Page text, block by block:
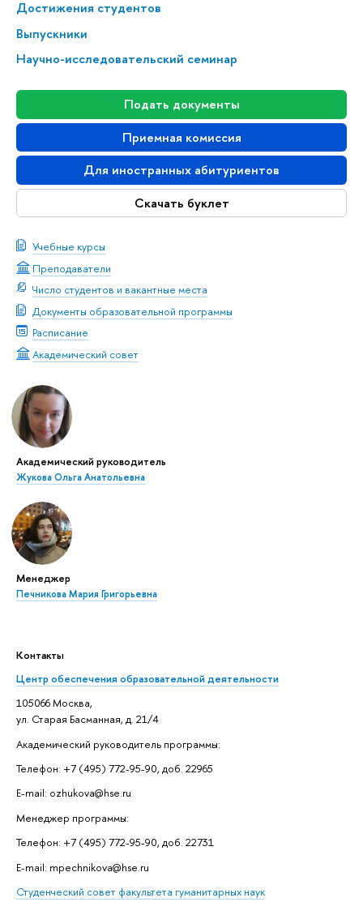
Достижения студентов
Выпускники
Научно-исследовательский семинар
Подать документы
Приемная комиссия
Для иностранных абитуриентов
Скачать буклет
Учебные курсы
Преподаватели
Число студентов и вакантные места
Документы образовательной программы
Расписание
Академический совет
Академический руководитель
Жукова Ольга Анатольевна
Менеджер
Печникова Мария Григорьевна
Контакты
Центр обеспечения образовательной деятельности
105066 Москва,
ул. Старая Басманная, д. 21/4
Академический руководитель программы:
Телефон: +7 (495) 772-95-90, доб. 22965
E-mail: ozhukova@hse.ru
Менеджер программы:
Телефон: +7 (495) 772-95-90, доб. 22731
E-mail: mpechnikova@hse.ru
Студенческий совет факультета гуманитарных наук